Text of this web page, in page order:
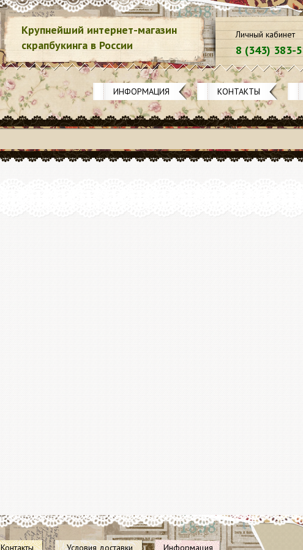
Личный кабинет
8 (343) 383-
Крупнейший интернет-магазин
скрапбукинга в России
ИНФОРМАЦИЯ КОНТАКТЫ
Контакты Условия доставки Информация